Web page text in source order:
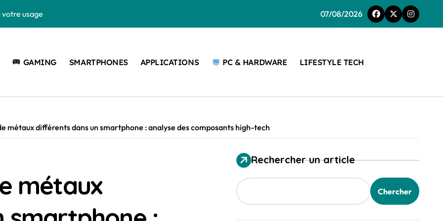
usage
séduit de plus en plus les Français
en 2026 ?
modèles en 2026
07/08/2026
GAMING SMARTPHONES APPLICATIONS PC & HARDWARE LIFESTYLE TECH
métaux différents dans un smartphone : analyse des composants high-tech
métaux
Rechercher un article
Chercher